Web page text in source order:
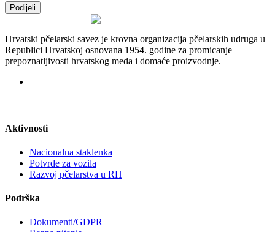
Podijeli
Hrvatski pčelarski savez je krovna organizacija pčelarskih udruga u
Republici Hrvatskoj osnovana 1954. godine za promicanje
prepoznatljivosti hrvatskog meda i domaće proizvodnje.
Aktivnosti
Nacionalna staklenka
Potvrde za vozila
Razvoj pčelarstva u RH
Podrška
Dokumenti/GDPR